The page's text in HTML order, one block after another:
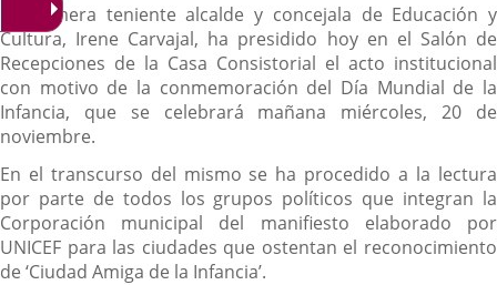
La primera teniente alcalde y concejala de Educación y
Cultura, Irene Carvajal, ha presidido hoy en el Salón de
Recepciones de la Casa Consistorial el acto institucional
con motivo de la conmemoración del Día Mundial de la
Infancia, que se celebrará mañana miércoles, 20 de
noviembre.
En el transcurso del mismo se ha procedido a la lectura
por parte de todos los grupos políticos que integran la
Corporación municipal del manifiesto elaborado por
UNICEF para las ciudades que ostentan el reconocimiento
de ‘Ciudad Amiga de la Infancia’.